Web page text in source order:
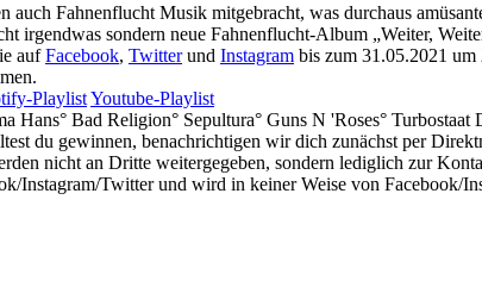
Fahnenflucht Musik mitgebracht, was durchaus
irgendwas sondern neue Fahnenflucht-Album „Weiter,
aufFacebook, Twitterund Instagram bis zum 31.05.2021
PlaylistYoutube-Playlist
Bad Religion° Sepultura° Guns N 'Roses° Turbostaat
du gewinnen, benachrichtigen wir dich zunächst per
nicht an Dritte weitergegeben, sondern lediglich zur
Instagram/Twitter und wird in keiner Weise von Facebook/